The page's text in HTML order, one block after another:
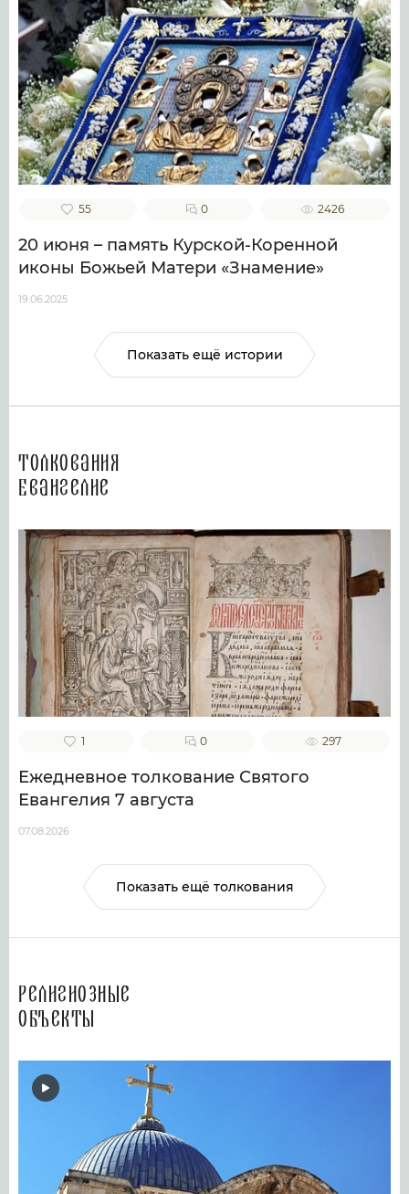
55 0 2426
20 июня – память Курской-Коренной
иконы Божьей Матери «Знамение»
19.06.2025
Показать ещё истории
Толкования
Евангелие
1 0 297
Ежедневное толкование Святого
Евангелия 7 августа
07.08.2026
Показать ещё толкования
Религиозные
объекты